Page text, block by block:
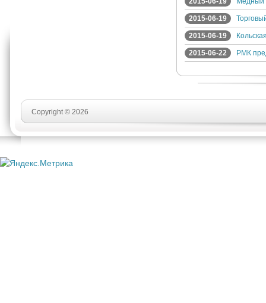
2015-06-19
2015-06-19
2015-06-22 РМК
Copyright © 2026